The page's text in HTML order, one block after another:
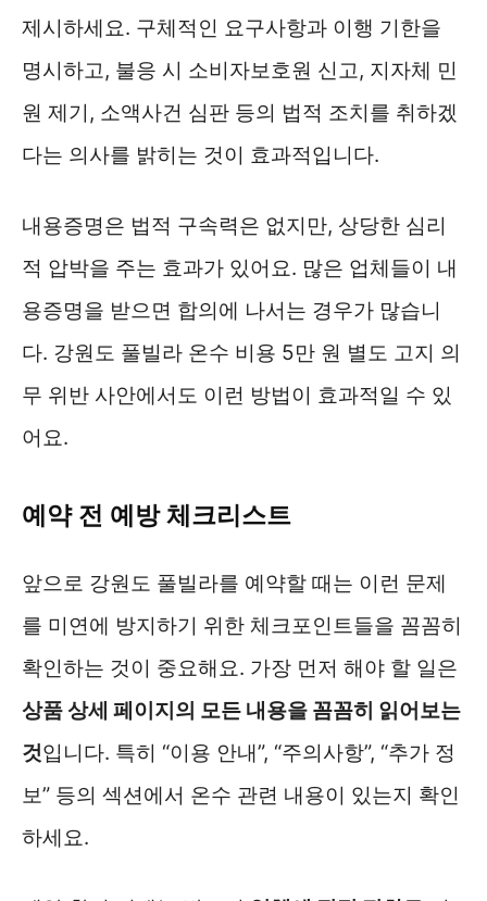
제시하세요. 구체적인 요구사항과 이행 기한을
명시하고, 불응 시 소비자보호원 신고, 지자체 민
원 제기, 소액사건 심판 등의 법적 조치를 취하겠
다는 의사를 밝히는 것이 효과적입니다.
내용증명은 법적 구속력은 없지만, 상당한 심리
적 압박을 주는 효과가 있어요. 많은 업체들이 내
용증명을 받으면 합의에 나서는 경우가 많습니
다. 강원도 풀빌라 온수 비용 5만 원 별도 고지 의
무 위반 사안에서도 이런 방법이 효과적일 수 있
어요.
예약 전 예방 체크리스트
앞으로 강원도 풀빌라를 예약할 때는 이런 문제
를 미연에 방지하기 위한 체크포인트들을 꼼꼼히
확인하는 것이 중요해요. 가장 먼저 해야 할 일은
상품 상세 페이지의 모든 내용을 꼼꼼히 읽어보는
것입니다. 특히 “이용 안내”, “주의사항”, “추가 정
보” 등의 섹션에서 온수 관련 내용이 있는지 확인
하세요.